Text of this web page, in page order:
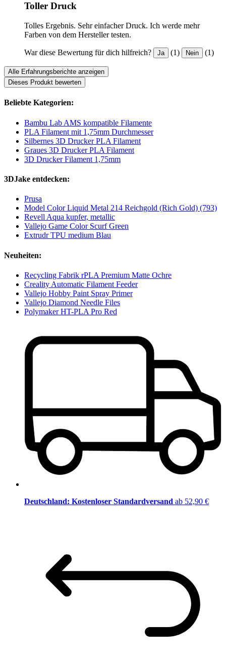
Toller Druck
Tolles Ergebnis. Sehr einfacher Druck. Ich werde mehr
Farben von dem Hersteller testen.
War diese Bewertung für dich hilfreich? Ja (1) Nein (1)
Alle Erfahrungsberichte anzeigen
Dieses Produkt bewerten
Beliebte Kategorien:
Bambu Lab AMS kompatible Filamente
PLA Filament mit 1,75mm Durchmesser
Silbernes 3D Drucker PLA Filament
Graues 3D Drucker PLA Filament
3D Drucker Filament 1,75mm
3DJake entdecken:
Prusa
Model Color Liquid Metal 214 Reichgold (Rich Gold) (793)
Revell Aqua kupfer, metallic
Vallejo Game Color Scurf Green
Extrudr TPU medium Blau
Neuheiten:
Recycling Fabrik rPLA Premium Matte Ochre
Creality Automatic Filament Feeder
Vallejo Hobby Paint Spray Primer
Vallejo Diamond Needle Files
Polymaker HT-PLA Pro Red
Deutschland: Kostenloser Standardversand ab 52,90 €